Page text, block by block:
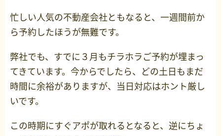
忙しい人気の不動産会社ともなると、一週間前か
ら予約したほうが無難です。
弊社でも、すでに３月もチラホラご予約が埋まっ
てきています。今からでしたら、どの土日もまだ
時間に余裕がありますが、当日対応はホント厳し
いです。
この時期にすぐアポが取れるとなると、逆にちょ